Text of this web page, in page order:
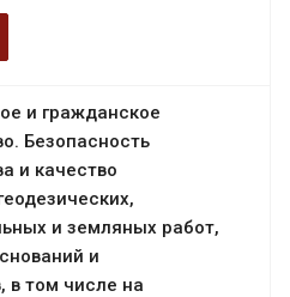
и гражданское
Безопасность
и качество
и земляных работ,
и
в том числе на